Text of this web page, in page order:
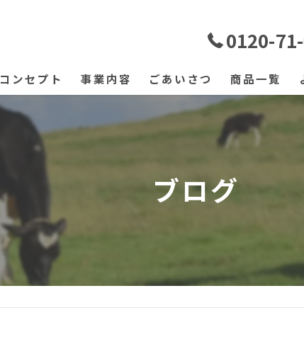
0120-
コンセプト 事業内容 ごあいさつ 商品一覧
ブログ